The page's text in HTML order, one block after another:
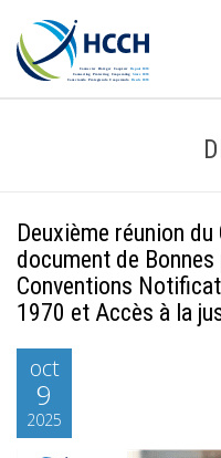
Deuxième réunion
document de
Conventions
1970 et Accès à la
oct
9
2025